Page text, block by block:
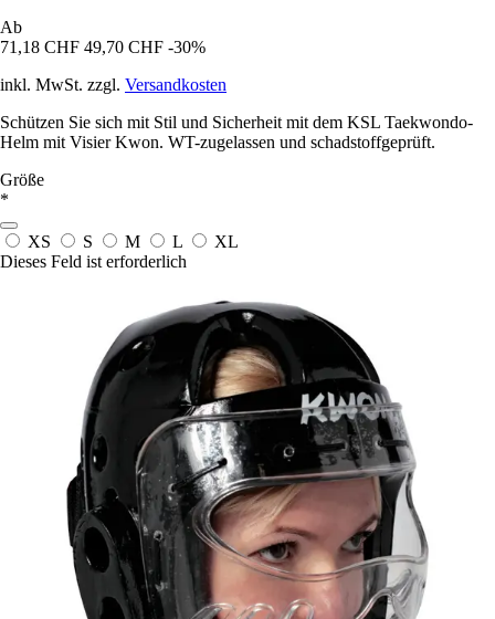
Ab
71,18 CHF 49,70 CHF -30%
inkl. MwSt. zzgl. Versandkosten
Schützen Sie sich mit Stil und Sicherheit mit dem KSL Taekwondo-
Helm mit Visier Kwon. WT-zugelassen und schadstoffgeprüft.
Größe
*
XS S M L
XL
Dieses Feld ist erforderlich